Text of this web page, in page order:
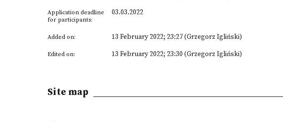
Application deadline
for participants:
03.03.2022
Added on: 13 February 2022; 23:27 (Grzegorz Igliński)
Edited on: 13 February 2022; 23:30 (Grzegorz Igliński)
Site map